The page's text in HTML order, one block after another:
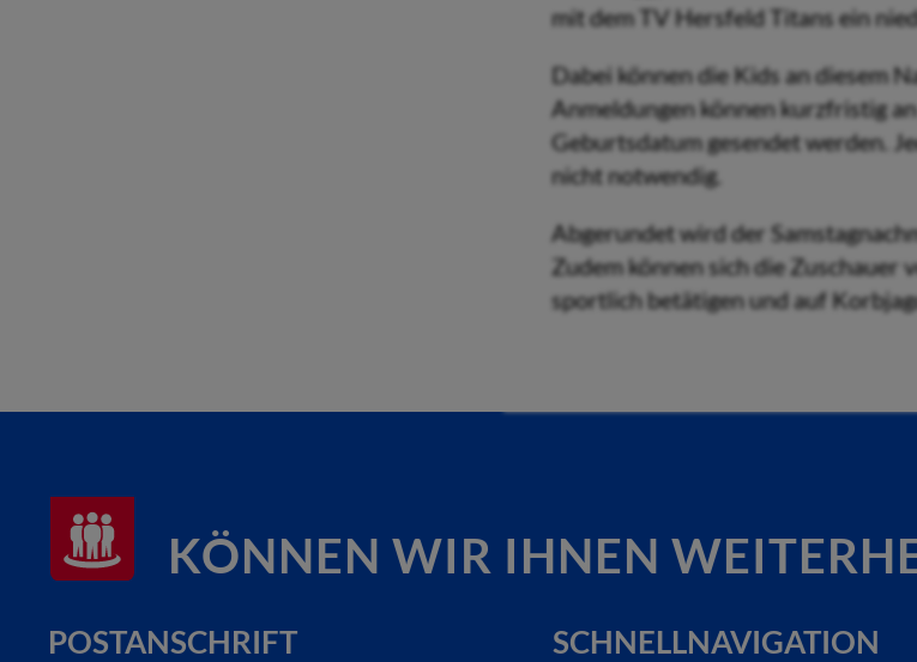
mit dem TV Hersfeld Titans ein
Dabei können die Kids an diesem
Anmeldungen können kurzfristig an
Geburtsdatum gesendet werden.
nicht notwendig.
Abgerundet wird der
Zudem können sich die
sportlich betätigen und auf
KÖNNEN WIR IHNEN
POSTANSCHRIFT SCHNELLNAVIGATION